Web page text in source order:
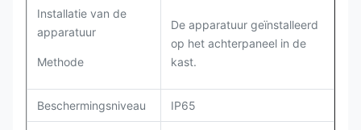
Installatie van de
apparatuur
Methode
De apparatuur geïnstalleerd
op het achterpaneel in de
kast.
Beschermingsniveau IP65